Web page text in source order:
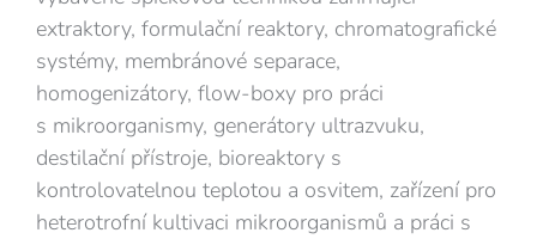
extraktory, formulační reaktory, chromatografické
systémy, membránové separace,
homogenizátory, flow-boxy pro práci
s mikroorganismy, generátory ultrazvuku,
destilační přístroje, bioreaktory s
kontrolovatelnou teplotou a osvitem, zařízení pro
heterotrofní kultivaci mikroorganismů a práci s